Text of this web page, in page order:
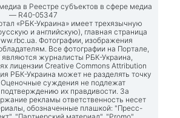
в Реестре субъектов в сфере медиа
— R40-05347
«РБК-Украина» имеет трехязычную
и английскую), главная страница
. Фотографии, изображения
Все фотографии на Портале,
являются журналисты РБК-Украина,
лицензии Creative Commons Attribution
РБК-Украина может не разделять точку
Оценочные суждения не подлежат
их правдивости. За
рекламы ответственность несет
обозначенные плашкой: "Пресс-